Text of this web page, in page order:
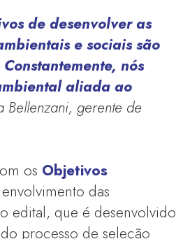
de desenvolver as
e sociais são
nós
aliada ao
Bellenzani, gerente de
os Objetivos
das
edital, que é desenvolvido
processo de seleção